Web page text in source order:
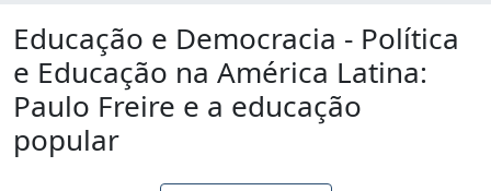
Educação e Democracia - Política
e Educação na América Latina:
Paulo Freire e a educação
popular